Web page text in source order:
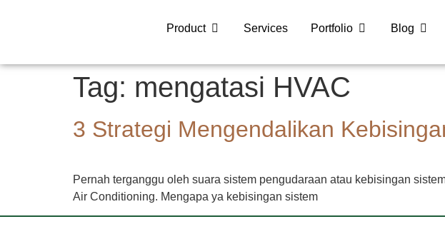
Product Services Portfolio Blog
Tag: mengatasi HVAC
3 Strategi Mengendalikan
Pernah terganggu oleh suara sistem pengudaraan atau kebisingan
Air Conditioning. Mengapa ya kebisingan sistem